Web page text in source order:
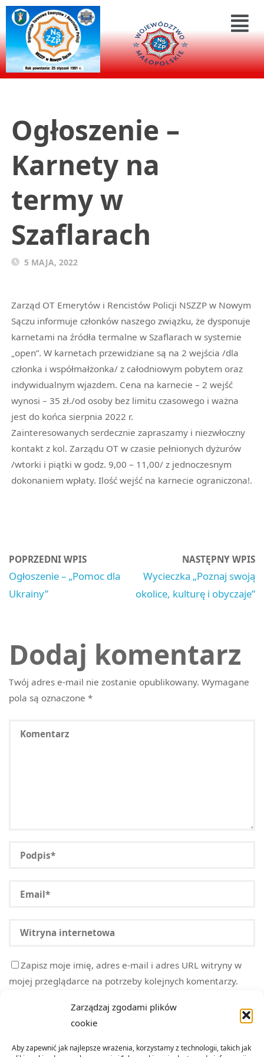
Zarządzaj zgodami plików
cookie
Aby zapewnić jak najlepsze wrażenia, korzystamy z technologii, takich jak
Ogłoszenie –
Karnety na
termy w
Szaflarach
5 MAJA, 2022
Zarząd OT Emerytów i Rencistów Policji NSZZP w Nowym
Sączu informuje członków naszego związku, że dysponuje
karnetami na źródła termalne w Szaflarach w systemie
„open”. W karnetach przewidziane są na 2 wejścia /dla
członka i współmałżonka/ z całodniowym pobytem oraz
indywidualnym wjazdem. Cena na karnecie – 2 wejść
wynosi – 35 zł./od osoby bez limitu czasowego i ważna
jest do końca sierpnia 2022 r.
Zainteresowanych serdecznie zapraszamy i niezwłoczny
kontakt z kol. Zarządu OT w czasie pełnionych dyżurów
/wtorki i piątki w godz. 9,00 – 11,00/ z jednoczesnym
dokonaniem wpłaty. Ilość wejść na karnecie ograniczona!.
POPRZEDNI WPIS
Ogłoszenie – „Pomoc dla
Ukrainy”
NASTĘPNY WPIS
Wycieczka „Poznaj swoją
okolice, kulturę i obyczaje”
Dodaj komentarz
Twój adres e-mail nie zostanie opublikowany. Wymagane
pola są oznaczone*
Zapisz moje imię, adres e-mail i adres URL witryny w
mojej przeglądarce na potrzeby kolejnych komentarzy.